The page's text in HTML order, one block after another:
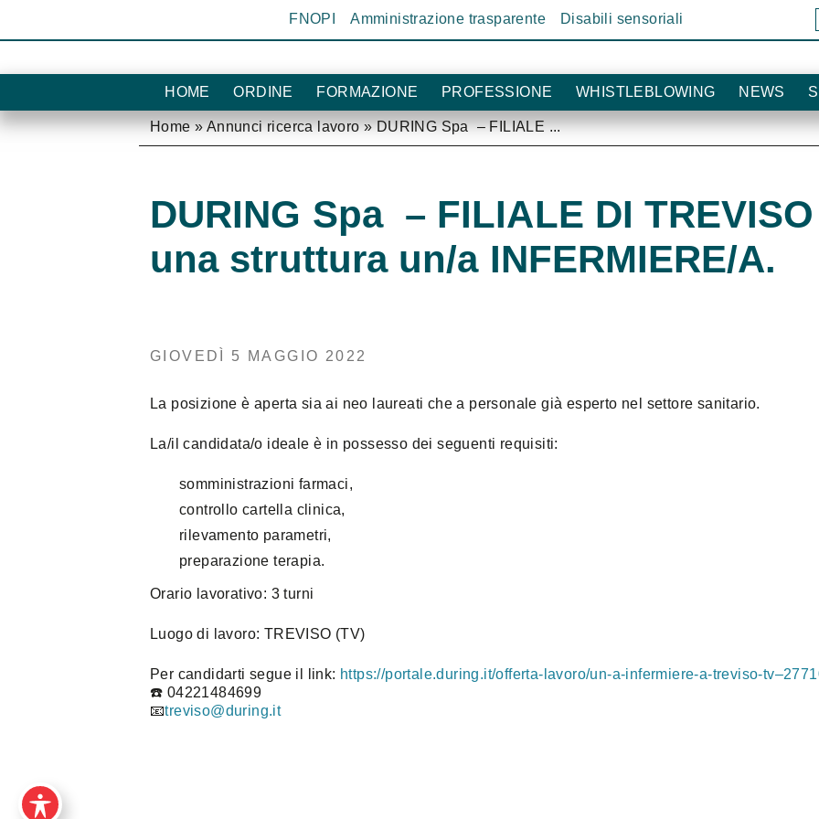
FNOPI Amministrazione trasparente Disabili sensoriali
sito!
HOME ORDINE FORMAZIONE PROFESSIONE WHISTLEBLOWING NEWS
Home»Annunci ricerca lavoro»DURING Spa – FILIALE ...
DURING Spa – FILIALE DI
una struttura un/a INFERMIERE/A.
GIOVEDÌ 5 MAGGIO 2022
La posizione è aperta sia ai neo laureati che a personale già esperto nel settore sanitario.
La/il candidata/o ideale è in possesso dei seguenti requisiti:
somministrazioni farmaci,
controllo cartella clinica,
rilevamento parametri,
preparazione terapia.
Orario lavorativo: 3 turni
Luogo di lavoro: TREVISO (TV)
Per candidarti segue il link: https://portale.during.it/offerta-lavoro/un-a-infermiere-a-treviso-
☎️ 04221484699
📧treviso@during.it